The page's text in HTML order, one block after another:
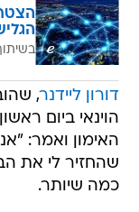
דורון ליידנר
הוינאי ביום
האימון ואמר:
שהחזיר לי את
כמה שיותר.